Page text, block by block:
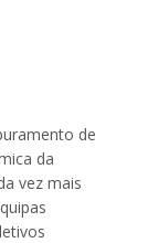
de
da
vez mais